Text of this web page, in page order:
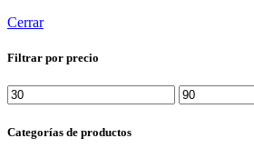
Cerrar
Filtrar por precio
Precio
mínimo
Precio
máximo
Categorías de productos